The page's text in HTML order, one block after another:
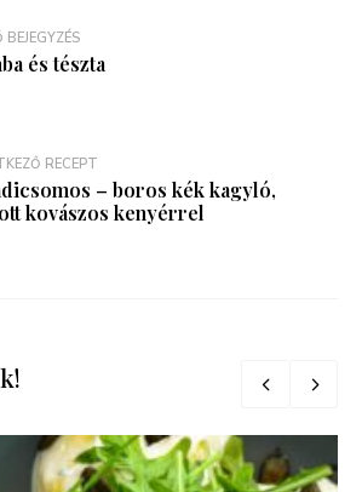
BEJEGYZÉS
és tészta
RECEPT
– boros kék kagyló,
kovászos kenyérrel